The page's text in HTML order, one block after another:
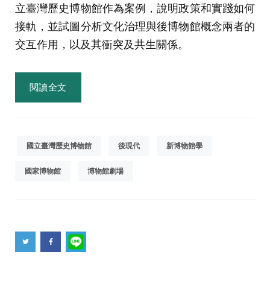
立臺灣歷史博物館作為案例，說明政策和實踐如何
接軌，並試圖分析文化治理與後博物館概念兩者的
交互作用，以及其衝突及共生關係。
閱讀全文
國立臺灣歷史博物館 後現代 新博物館學
國家博物館 博物館劇場